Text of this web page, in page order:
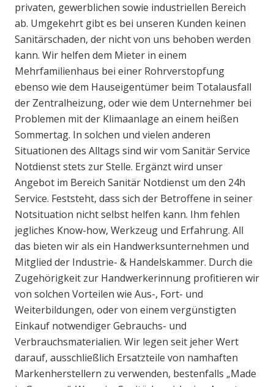
privaten, gewerblichen sowie industriellen Bereich
ab. Umgekehrt gibt es bei unseren Kunden keinen
Sanitärschaden, der nicht von uns behoben werden
kann. Wir helfen dem Mieter in einem
Mehrfamilienhaus bei einer Rohrverstopfung
ebenso wie dem Hauseigentümer beim Totalausfall
der Zentralheizung, oder wie dem Unternehmer bei
Problemen mit der Klimaanlage an einem heißen
Sommertag. In solchen und vielen anderen
Situationen des Alltags sind wir vom Sanitär Service
Notdienst stets zur Stelle. Ergänzt wird unser
Angebot im Bereich Sanitär Notdienst um den 24h
Service. Feststeht, dass sich der Betroffene in seiner
Notsituation nicht selbst helfen kann. Ihm fehlen
jegliches Know-how, Werkzeug und Erfahrung. All
das bieten wir als ein Handwerksunternehmen und
Mitglied der Industrie- & Handelskammer. Durch die
Zugehörigkeit zur Handwerkerinnung profitieren wir
von solchen Vorteilen wie Aus-, Fort- und
Weiterbildungen, oder von einem vergünstigten
Einkauf notwendiger Gebrauchs- und
Verbrauchsmaterialien. Wir legen seit jeher Wert
darauf, ausschließlich Ersatzteile von namhaften
Markenherstellern zu verwenden, bestenfalls „Made